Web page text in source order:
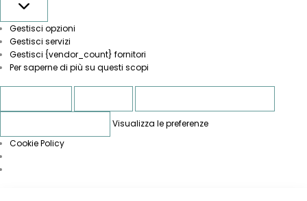
Gestisci opzioni
Gestisci servizi
Gestisci {vendor_count} fornitori
Per saperne di più su questi scopi
Visualizza le preferenze
Cookie Policy